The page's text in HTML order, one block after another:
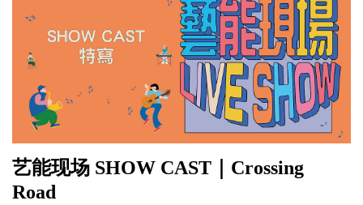
艺能现场 SHOW CAST｜Crossing
Road